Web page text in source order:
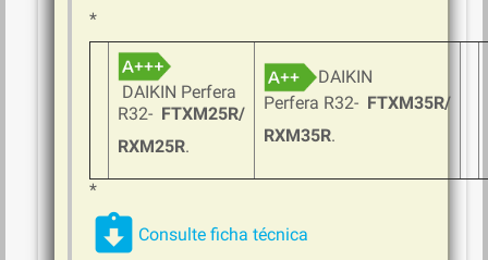
*
DAIKIN Perfera
R32- FTXM25R/
RXM25R.
DAIKIN
Perfera R32- FTXM35R/
RXM35R.
*
assignment_returnedConsulte ficha técnica